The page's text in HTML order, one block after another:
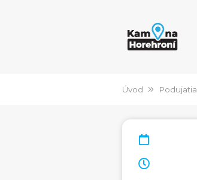
Úvod Podujatia